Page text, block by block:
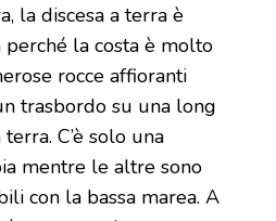
la discesa a terra è
la costa è molto
rocce affioranti
trasbordo su una long
C’è solo una
mentre le altre sono
con la bassa marea. A